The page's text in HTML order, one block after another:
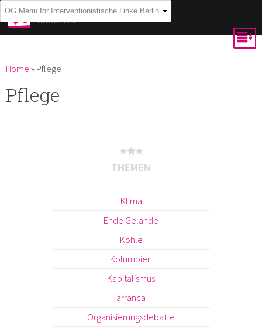
Skip to
main
content
Interventionistische
Linke Berlin
You are here
Home » Pflege
Pflege
THEMEN
Klima
Ende Gelände
Kohle
Kolumbien
Kapitalismus
arranca
Organisierungsdebatte